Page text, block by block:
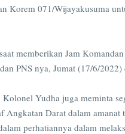
Korem 071/Wijayakusuma
memberikan Jam
PNS nya, Jumat (17/6/
Yudha juga meminta
Angkatan Darat dalam
perhatiannya dalam